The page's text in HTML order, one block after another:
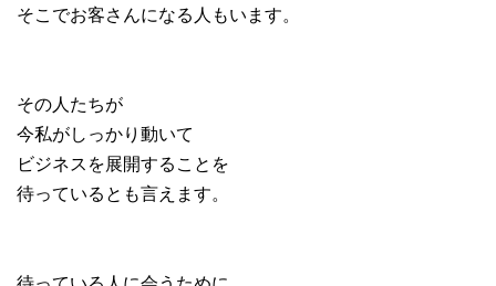
そこでお客さんになる人もいます。
その人たちが
今私がしっかり動いて
ビジネスを展開することを
待っているとも言えます。